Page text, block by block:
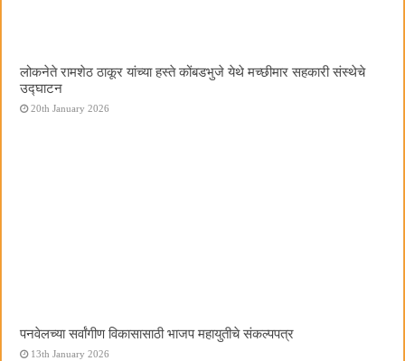
लोकनेते रामशेठ ठाकूर यांच्या हस्ते कोंबडभुजे येथे मच्छीमार सहकारी संस्थेचे
उद्घाटन
20th January 2026
पनवेलच्या सर्वांगीण विकासासाठी भाजप महायुतीचे संकल्पपत्र
13th January 2026